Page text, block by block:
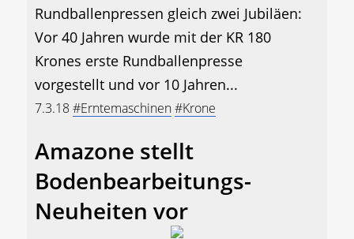
Rundballenpressen gleich zwei Jubiläen:
Vor 40 Jahren wurde mit der KR 180
Krones erste Rundballenpresse
vorgestellt und vor 10 Jahren...
7.3.18#Erntemaschinen#Krone
Amazone stellt
Bodenbearbeitungs-
Neuheiten vor